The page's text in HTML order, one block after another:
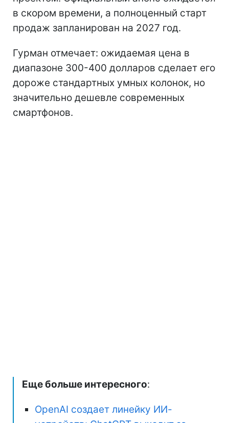
в скором времени, а полноценный старт
продаж запланирован на 2027 год.
Гурман отмечает: ожидаемая цена в
диапазоне 300-400 долларов сделает его
дороже стандартных умных колонок, но
значительно дешевле современных
смартфонов.
Еще больше интересного:
OpenAI создает линейку ИИ-